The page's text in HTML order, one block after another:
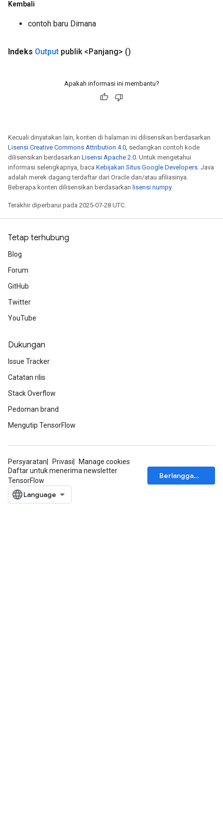
Kembali
contoh baru Dimana
Indeks Output publik <Panjang> ()
Apakah informasi ini membantu?
Kecuali dinyatakan lain, konten di halaman ini dilisensikan berdasarkan
Lisensi Creative Commons Attribution 4.0, sedangkan contoh kode
dilisensikan berdasarkan Lisensi Apache 2.0. Untuk mengetahui
informasi selengkapnya, baca Kebijakan Situs Google Developers. Java
adalah merek dagang terdaftar dari Oracle dan/atau afiliasinya.
Beberapa konten dilisensikan berdasarkan lisensi numpy.
Terakhir diperbarui pada 2025-07-28 UTC.
Tetap terhubung
Blog
Forum
GitHub
Twitter
YouTube
Dukungan
Issue Tracker
Catatan rilis
Stack Overflow
Pedoman brand
Mengutip TensorFlow
Persyaratan Privasi
Manage cookies
Daftar untuk menerima newsletter
TensorFlow
Berlangganan